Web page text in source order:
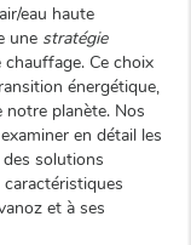
eau haute
une stratégie
Ce choix
énergétique,
planète. Nos
en détail les
solutions
et à ses